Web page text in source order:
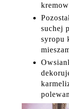
suchej
syropu